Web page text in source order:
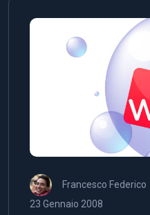
Francesco Federico
23 Gennaio 2008